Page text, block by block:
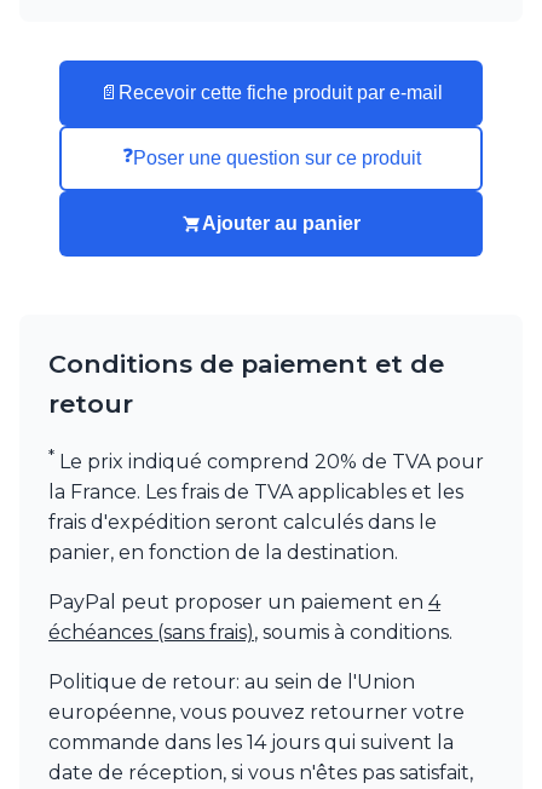
Nautic by Tekna
Objet insolite
Original BTC
RADAR
Royal Botania
Terzani
Tonone
Trilum
TUNTO
Vincent Sheppard
Vistosi
Visual Comfort&Co.
Watsberg
📄 Recevoir cette fiche produit par e-mail
❓Poser une question sur ce produit
Ajouter au panier
Conditions de paiement et de
retour
* Le prix indiqué comprend 20% de TVA pour
la France. Les frais de TVA applicables et les
frais d'expédition seront calculés dans le
panier, en fonction de la destination.
PayPal peut proposer un paiement en 4
échéances (sans frais), soumis à conditions.
Politique de retour: au sein de l'Union
européenne, vous pouvez retourner votre
commande dans les 14 jours qui suivent la
date de réception, si vous n'êtes pas satisfait,